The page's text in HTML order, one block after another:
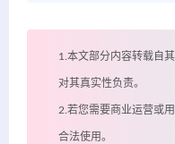
1.本文部分内容转载自
对其真实性负责。
2.若您需要商业运营或
合法使用。